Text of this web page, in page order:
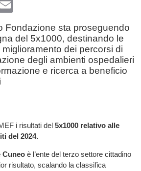
Fondazione sta proseguendo
del 5x1000, destinando le
dei percorsi di
degli ambienti ospedalieri
e ricerca a beneficio
i risultati del 5x1000 relativo alle
del 2024.
Cuneoè l’ente del terzo settore cittadino
risultato, scalando la classifica